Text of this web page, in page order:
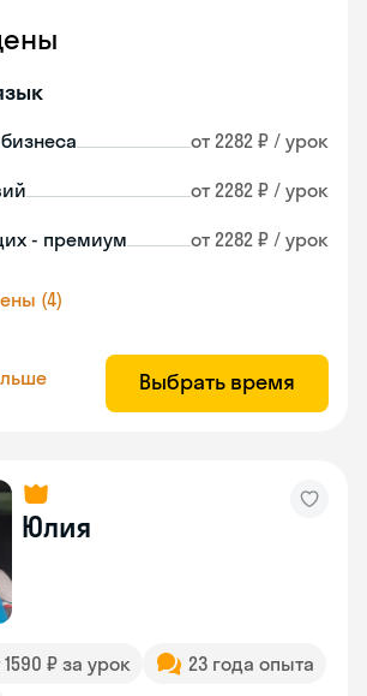
от 2282 ₽ / урок
от 2282 ₽ / урок
- премиум от 2282 ₽ / урок
(4)
Выбрать время
Юлия
1590 ₽ за урок
23 года опыта